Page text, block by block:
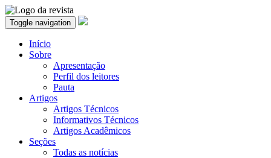
Toggle navigation
Início
Sobre
Apresentação
Perfil dos leitores
Pauta
Artigos
Artigos Técnicos
Informativos Técnicos
Artigos Acadêmicos
Seções
Todas as notícias